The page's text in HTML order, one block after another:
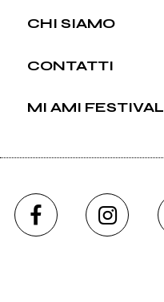
CHI SIAMO
CONTATTI
MI AMI FESTIVAL